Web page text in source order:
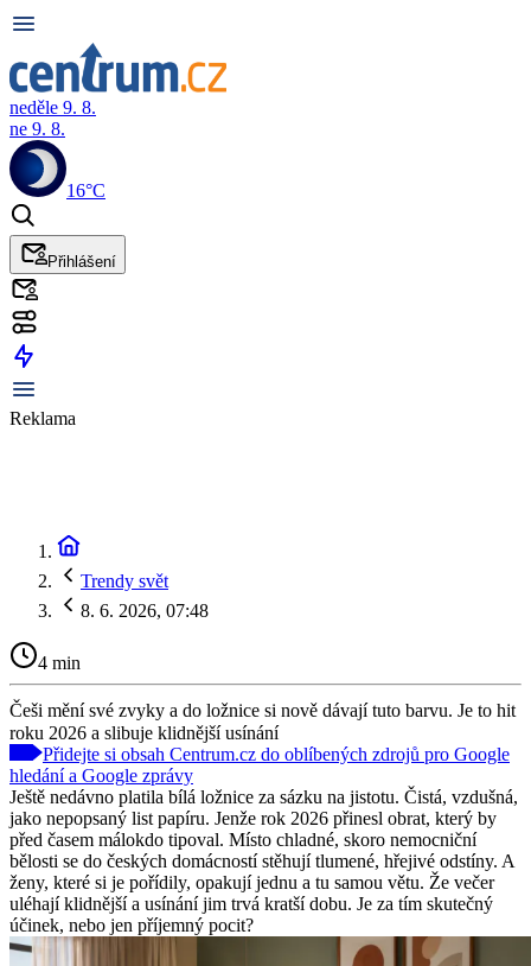
neděle 9. 8.
ne 9. 8.
16°C
Přihlášení
Reklama
Trendy svět
8. 6. 2026, 07:48
4 min
Češi mění své zvyky a do ložnice si nově dávají tuto barvu. Je to hit
roku 2026 a slibuje klidnější usínání
Přidejte si obsah Centrum.cz do oblíbených zdrojů pro Google
hledání a Google zprávy
Ještě nedávno platila bílá ložnice za sázku na jistotu. Čistá, vzdušná,
jako nepopsaný list papíru. Jenže rok 2026 přinesl obrat, který by
před časem málokdo tipoval. Místo chladné, skoro nemocniční
bělosti se do českých domácností stěhují tlumené, hřejivé odstíny. A
ženy, které si je pořídily, opakují jednu a tu samou větu. Že večer
uléhají klidnější a usínání jim trvá kratší dobu. Je za tím skutečný
účinek, nebo jen příjemný pocit?